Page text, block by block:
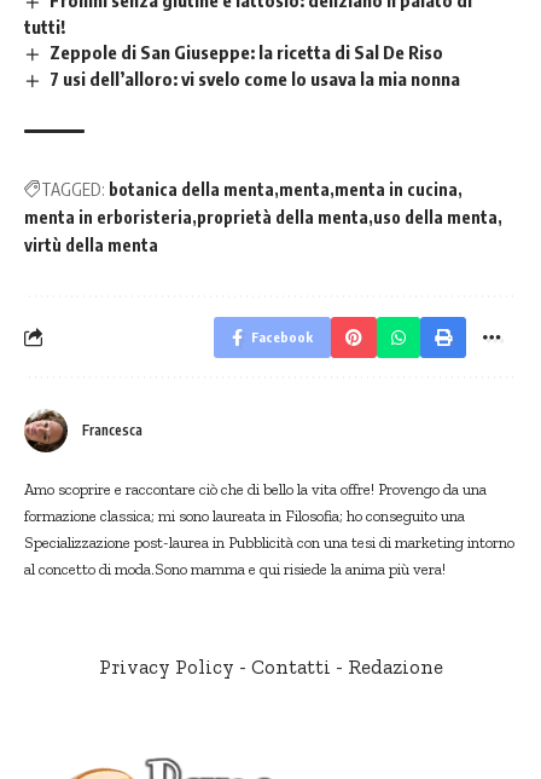
tutti!
Zeppole di San Giuseppe: la ricetta di Sal De Riso
7 usi dell’alloro: vi svelo come lo usava la mia nonna
TAGGED: botanica della menta menta menta in cucina
menta in erboristeria proprietà della menta uso della menta
virtù della menta
Facebook
Francesca
Amo scoprire e raccontare ciò che di bello la vita offre! Provengo da una
formazione classica; mi sono laureata in Filosofia; ho conseguito una
Specializzazione post-laurea in Pubblicità con una tesi di marketing intorno
al concetto di moda.Sono mamma e qui risiede la anima più vera!
Privacy Policy - Contatti - Redazione